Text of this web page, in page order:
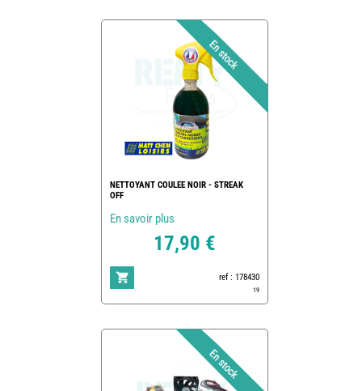
NETTOYANT COULEE NOIR - STREAK
OFF
En savoir plus
17,90 €
ref : 178430
19